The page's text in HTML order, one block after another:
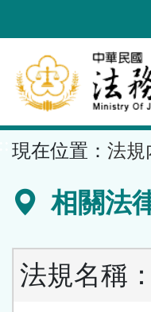
到
要
內
容
區
現在位置： 法規
相關法
法規名稱：